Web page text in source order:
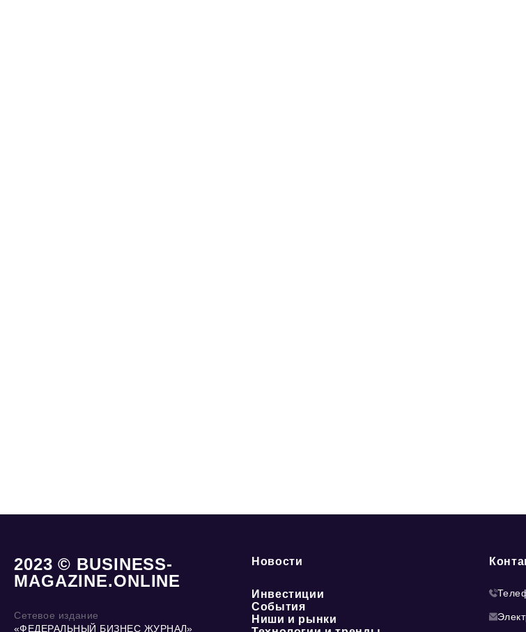
2023 © BUSINESS-
MAGAZINE.ONLINE
Сетевое издание
«ФЕДЕРАЛЬНЫЙ БИЗНЕС ЖУРНАЛ»
Новости
Инвестиции
События
Ниши и рынки